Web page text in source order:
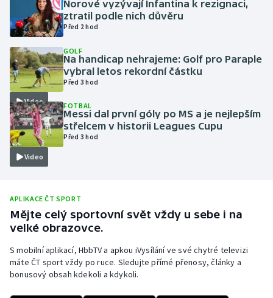
Moderní pětiboj
Olympijské hry
Parasport
Plavání
Plážový volejbal
Rychlobruslení
Rychlostní kanoistika
Short track
Norové vyzývají Infantina k rezignaci,
ztratil podle nich důvěru
Před 2 hod
Video
GOLF
Na handicap nehrajeme: Golf pro Paraple
vybral letos rekordní částku
Před 3 hod
Video
FOTBAL
Messi dal první góly po MS a je nejlepším
střelcem v historii Leagues Cupu
Před 3 hod
APLIKACE ČT SPORT
Mějte celý sportovní svět vždy u sebe i na
velké obrazovce.
S mobilní aplikací, HbbTV a apkou iVysílání ve své chytré televizi
máte ČT sport vždy po ruce. Sledujte přímé přenosy, články a
bonusový obsah kdekoli a kdykoli.